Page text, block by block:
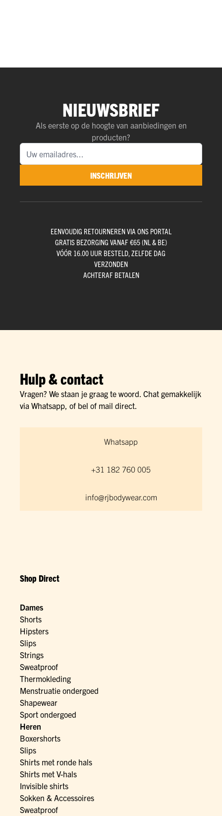
NIEUWSBRIEF
Als eerste op de hoogte van aanbiedingen en
producten?
INSCHRIJVEN
EENVOUDIG RETOURNEREN VIA ONS PORTAL
GRATIS BEZORGING VANAF €65 (NL & BE)
VÓÓR 16.00 UUR BESTELD, ZELFDE DAG
VERZONDEN
ACHTERAF BETALEN
Hulp & contact
Vragen? We staan je graag te woord. Chat gemakkelijk
via Whatsapp, of bel of mail direct.
Whatsapp
+31 182 760 005
info@rjbodywear.com
Shop Direct
Dames
Shorts
Hipsters
Slips
Strings
Sweatproof
Thermokleding
Menstruatie ondergoed
Shapewear
Sport ondergoed
Heren
Boxershorts
Slips
Shirts met ronde hals
Shirts met V-hals
Invisible shirts
Sokken & Accessoires
Sweatproof